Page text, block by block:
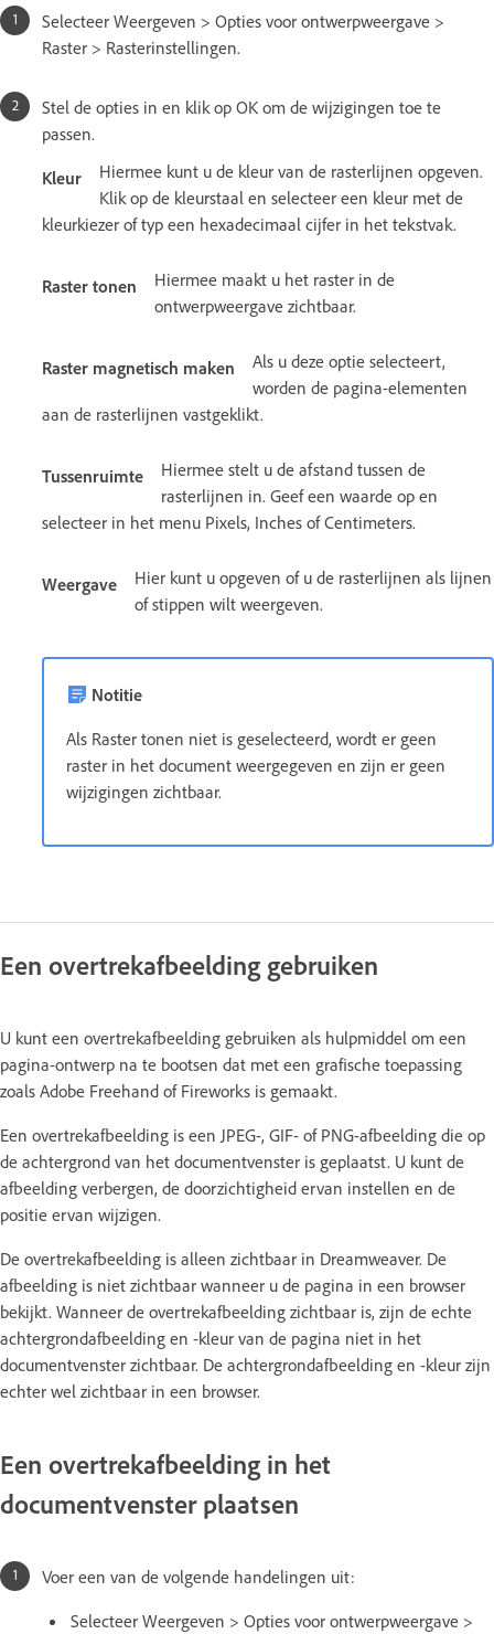
Selecteer Weergeven > Opties voor ontwerpweergave >
Raster > Rasterinstellingen.
Stel de opties in en klik op OK om de wijzigingen toe te
passen.
Kleur
Hiermee kunt u de kleur van de rasterlijnen opgeven.
Klik op de kleurstaal en selecteer een kleur met de
kleurkiezer of typ een hexadecimaal cijfer in het tekstvak.
Raster tonen
Hiermee maakt u het raster in de
ontwerpweergave zichtbaar.
Raster magnetisch maken
Als u deze optie selecteert,
worden de pagina-elementen
aan de rasterlijnen vastgeklikt.
Tussenruimte
Hiermee stelt u de afstand tussen de
rasterlijnen in. Geef een waarde op en
selecteer in het menu Pixels, Inches of Centimeters.
Weergave
Hier kunt u opgeven of u de rasterlijnen als lijnen
of stippen wilt weergeven.
Notitie
Als Raster tonen niet is geselecteerd, wordt er geen
raster in het document weergegeven en zijn er geen
wijzigingen zichtbaar.
Een overtrekafbeelding gebruiken
U kunt een overtrekafbeelding gebruiken als hulpmiddel om een
pagina-ontwerp na te bootsen dat met een grafische toepassing
zoals Adobe Freehand of Fireworks is gemaakt.
Een overtrekafbeelding is een JPEG-, GIF- of PNG-afbeelding die op
de achtergrond van het documentvenster is geplaatst. U kunt de
afbeelding verbergen, de doorzichtigheid ervan instellen en de
positie ervan wijzigen.
De overtrekafbeelding is alleen zichtbaar in Dreamweaver. De
afbeelding is niet zichtbaar wanneer u de pagina in een browser
bekijkt. Wanneer de overtrekafbeelding zichtbaar is, zijn de echte
achtergrondafbeelding en -kleur van de pagina niet in het
documentvenster zichtbaar. De achtergrondafbeelding en -kleur zijn
echter wel zichtbaar in een browser.
Een overtrekafbeelding in het
documentvenster plaatsen
Voer een van de volgende handelingen uit:
Selecteer Weergeven > Opties voor ontwerpweergave >